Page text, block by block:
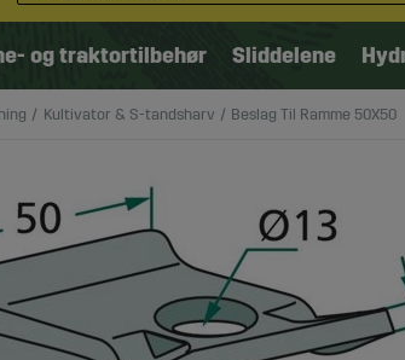
og traktortilbehør Sliddelene
Kultivator & S-tandsharv Beslag Til Ramme 50X50